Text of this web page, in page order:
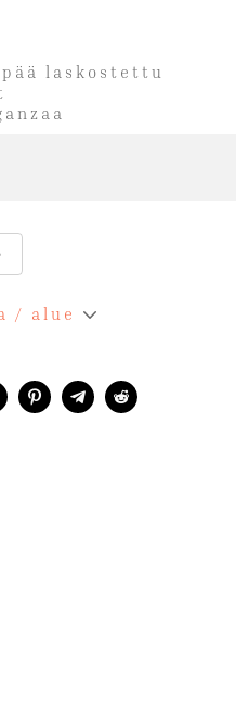
laskostettu
/ alue